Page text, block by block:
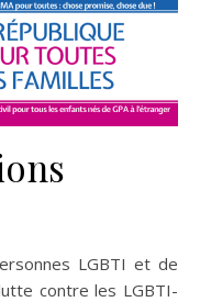
contre les LGBTI-